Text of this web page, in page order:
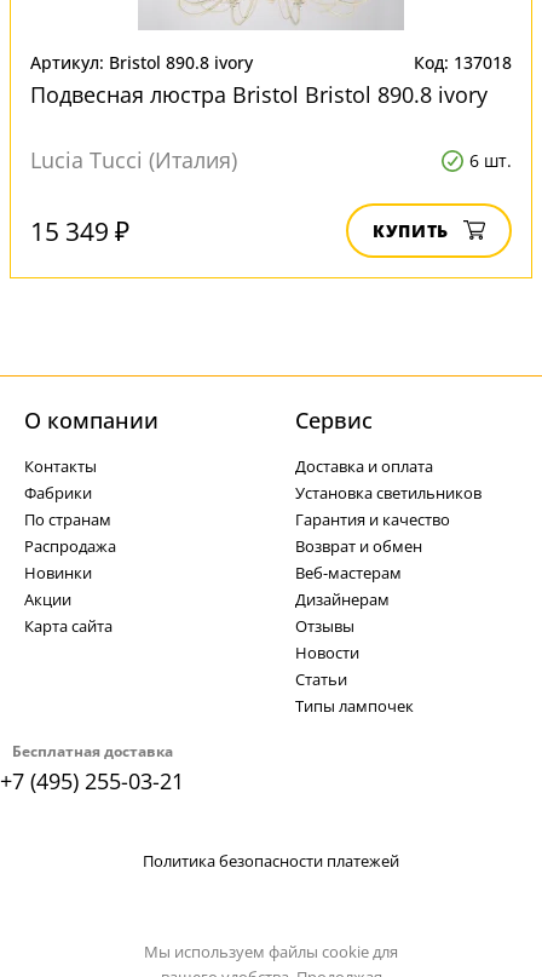
Артикул: Bristol 890.8 ivory Код: 137018
Подвесная люстра Bristol Bristol 890.8 ivory
Lucia Tucci (Италия) 6 шт.
15 349 ₽ КУПИТЬ
Бесплатная доставка
+7 (495) 255-03-21
О компании
Контакты
Фабрики
По странам
Распродажа
Новинки
Акции
Карта сайта
Cервис
Доставка и оплата
Установка светильников
Гарантия и качество
Возврат и обмен
Веб-мастерам
Дизайнерам
Отзывы
Новости
Статьи
Типы лампочек
Политика безопасности платежей
Мы используем файлы cookie для